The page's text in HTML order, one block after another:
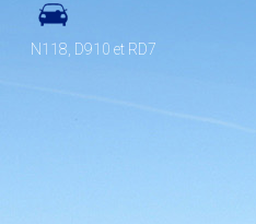
N118, D910 et RD7